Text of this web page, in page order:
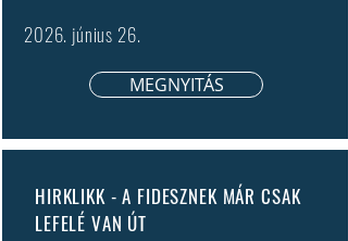
2026. június 26.
MEGNYITÁS
HIRKLIKK - A FIDESZNEK MÁR CSAK
LEFELÉ VAN ÚT